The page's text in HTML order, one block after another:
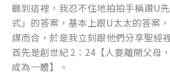
聽到這裡，我忍不住地拍拍手稱讚U
式」的答案，基本上跟U太太的答案
謀而合，於是我立刻跟他們分享聖經
首先是創世紀 2：24【人要離開父母
成為一體】。